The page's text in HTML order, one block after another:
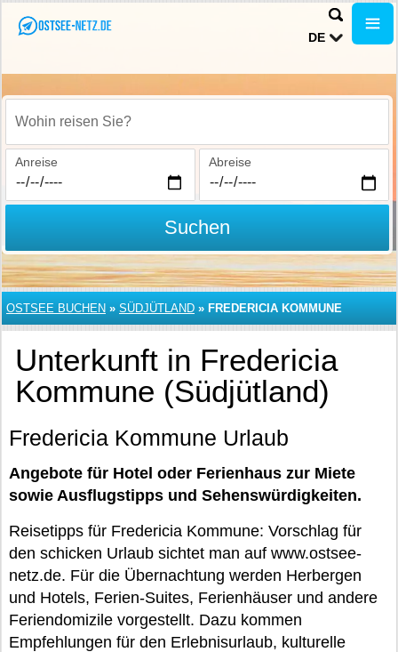
DE
Wohin reisen Sie?
Anreise Abreise
Suchen
OSTSEE BUCHEN » SÜDJÜTLAND » FREDERICIA KOMMUNE
Unterkunft in Fredericia
Kommune (Südjütland)
Fredericia Kommune Urlaub
Angebote für Hotel oder Ferienhaus zur Miete
sowie Ausflugstipps und Sehenswürdigkeiten.
Reisetipps für Fredericia Kommune: Vorschlag für
den schicken Urlaub sichtet man auf www.ostsee-
netz.de. Für die Übernachtung werden Herbergen
und Hotels, Ferien-Suites, Ferienhäuser und andere
Feriendomizile vorgestellt. Dazu kommen
Empfehlungen für den Erlebnisurlaub, kulturelle